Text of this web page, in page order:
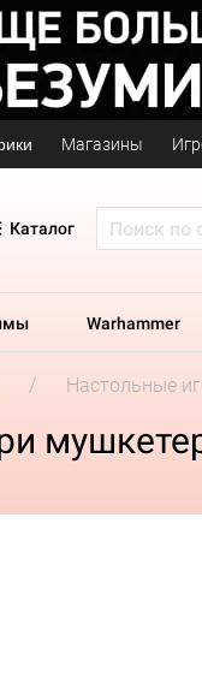
Магазины
Каталог
Warhammer
Настольные